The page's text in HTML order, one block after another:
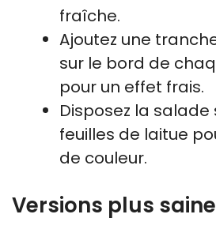
fraîche.
Ajoutez une
sur le bord de
pour un effet frais.
Disposez la salade
feuilles de laitue
de couleur.
Versions plus